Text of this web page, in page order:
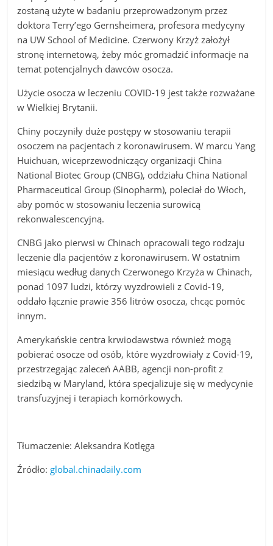
zostaną użyte w badaniu przeprowadzonym przez
doktora Terry’ego Gernsheimera, profesora medycyny
na UW School of Medicine. Czerwony Krzyż założył
stronę internetową, żeby móc gromadzić informacje na
temat potencjalnych dawców osocza.
Użycie osocza w leczeniu COVID-19 jest także rozważane
w Wielkiej Brytanii.
Chiny poczyniły duże postępy w stosowaniu terapii
osoczem na pacjentach z koronawirusem. W marcu Yang
Huichuan, wiceprzewodniczący organizacji China
National Biotec Group (CNBG), oddziału China National
Pharmaceutical Group (Sinopharm), poleciał do Włoch,
aby pomóc w stosowaniu leczenia surowicą
rekonwalescencyjną.
CNBG jako pierwsi w Chinach opracowali tego rodzaju
leczenie dla pacjentów z koronawirusem. W ostatnim
miesiącu według danych Czerwonego Krzyża w Chinach,
ponad 1097 ludzi, którzy wyzdrowieli z Covid-19,
oddało łącznie prawie 356 litrów osocza, chcąc pomóc
innym.
Amerykańskie centra krwiodawstwa również mogą
pobierać osocze od osób, które wyzdrowiały z Covid-19,
przestrzegając zaleceń AABB, agencji non-profit z
siedzibą w Maryland, która specjalizuje się w medycynie
transfuzyjnej i terapiach komórkowych.
Tłumaczenie: Aleksandra Kotlęga
Źródło: global.chinadaily.com